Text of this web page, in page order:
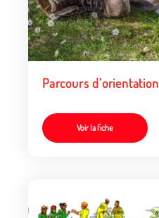
Parcours d’orientation
Voir la fiche